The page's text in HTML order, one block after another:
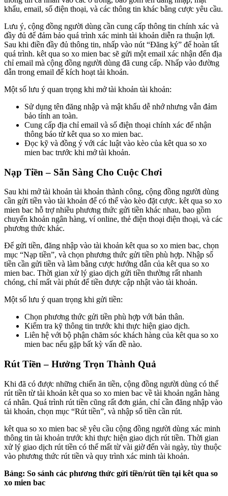
khẩu, email, số điện thoại, và các thông tin khác bằng cược yêu cầu.
Lưu ý, cộng đồng người dùng cần cung cấp thông tin chính xác và
đầy đủ để đảm bảo quá trình xác minh tài khoản diễn ra thuận lợi.
Sau khi điền đầy đủ thông tin, nhấp vào nút “Đăng ký” để hoàn tất
quá trình. kêt qua so xo mien bac sẽ gửi một email xác nhận đến địa
chỉ email mà cộng đồng người dùng đã cung cấp. Nhấp vào đường
dẫn trong email để kích hoạt tài khoản.
Một số lưu ý quan trọng khi mở tài khoản tài khoản:
Sử dụng tên đăng nhập và mật khẩu dễ nhớ nhưng vẫn đảm
bảo tính an toàn.
Cung cấp địa chỉ email và số điện thoại chính xác để nhận
thông báo từ kêt qua so xo mien bac.
Đọc kỹ và đồng ý với các luật vào kèo của kêt qua so xo
mien bac trước khi mở tài khoản.
Nạp Tiền – Sẵn Sàng Cho Cuộc Chơi
Sau khi mở tài khoản tài khoản thành công, cộng đồng người dùng
cần gửi tiền vào tài khoản để có thể vào kèo đặt cược. kêt qua so xo
mien bac hỗ trợ nhiều phương thức gửi tiền khác nhau, bao gồm
chuyển khoản ngân hàng, ví online, thẻ điện thoại điện thoại, và các
phương thức khác.
Để gửi tiền, đăng nhập vào tài khoản kêt qua so xo mien bac, chọn
mục “Nạp tiền”, và chọn phương thức gửi tiền phù hợp. Nhập số
tiền cần gửi tiền và làm bằng cược hướng dẫn của kêt qua so xo
mien bac. Thời gian xử lý giao dịch gửi tiền thường rất nhanh
chóng, chỉ mất vài phút để tiền được cập nhật vào tài khoản.
Một số lưu ý quan trọng khi gửi tiền:
Chọn phương thức gửi tiền phù hợp với bản thân.
Kiểm tra kỹ thông tin trước khi thực hiện giao dịch.
Liên hệ với bộ phận chăm sóc khách hàng của kêt qua so xo
mien bac nếu gặp bất kỳ vấn đề nào.
Rút Tiền – Hưởng Trọn Thành Quả
Khi đã có được những chiến ăn tiền, cộng đồng người dùng có thể
rút tiền từ tài khoản kêt qua so xo mien bac về tài khoản ngân hàng
cá nhân. Quá trình rút tiền cũng rất đơn giản, chỉ cần đăng nhập vào
tài khoản, chọn mục “Rút tiền”, và nhập số tiền cần rút.
kêt qua so xo mien bac sẽ yêu cầu cộng đồng người dùng xác minh
thông tin tài khoản trước khi thực hiện giao dịch rút tiền. Thời gian
xử lý giao dịch rút tiền có thể mất từ vài giờ đến vài ngày, tùy thuộc
vào phương thức rút tiền và quy trình xác minh tài khoản.
Bảng: So sánh các phương thức gửi tiền/rút tiền tại kêt qua so
xo mien bac